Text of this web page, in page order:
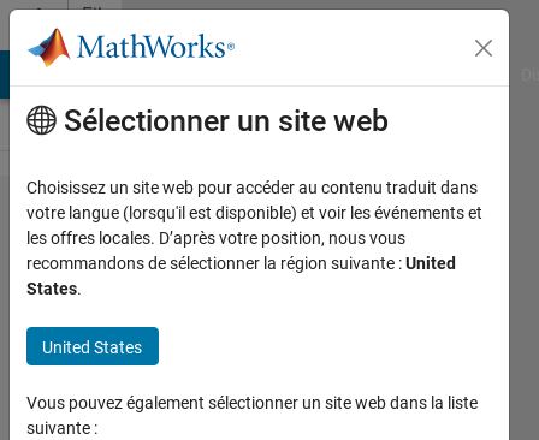
Passer au contenu
File
Exchange
COVID19
https://github.com/chadagreene/COVID19
Sélectionner un site web
Choisissez un site web pour accéder au contenu traduit dans
votre langue (lorsqu'il est disponible) et voir les événements et
les offres locales. D’après votre position, nous vous
recommandons de sélectionner la région suivante :United
States.
United States
Vous pouvez également sélectionner un site web dans la liste
suivante :